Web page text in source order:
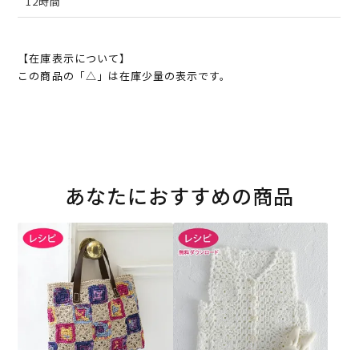
【在庫表示について】
この商品の「△」は在庫少量の表示です。
あなたにおすすめの商品